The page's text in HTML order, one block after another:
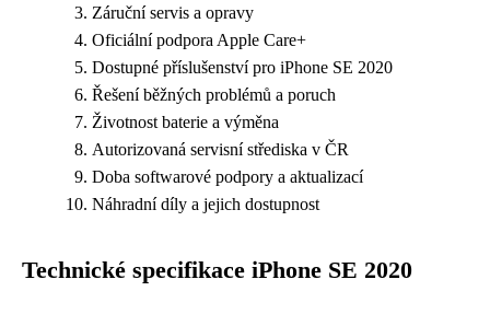
Záruční servis a opravy
Oficiální podpora Apple Care+
Dostupné příslušenství pro iPhone SE 2020
Řešení běžných problémů a poruch
Životnost baterie a výměna
Autorizovaná servisní střediska v ČR
Doba softwarové podpory a aktualizací
Náhradní díly a jejich dostupnost
Technické specifikace iPhone SE 2020